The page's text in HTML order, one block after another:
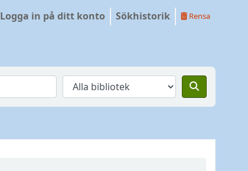
Logga in på ditt konto Sökhistorik Rensa